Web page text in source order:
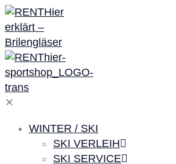
✕
WINTER / SKI
SKI VERLEIH
SKI SERVICE